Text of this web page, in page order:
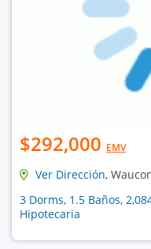
$292,000 EMV
Ver Dirección,
3 Dorms, 1.5 Baños,
Hipotecaria